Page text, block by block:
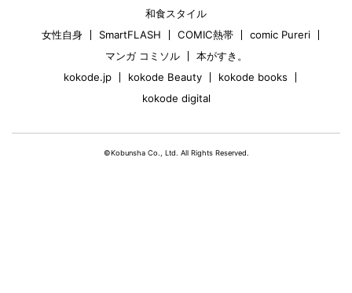
和食スタイル
女性自身
SmartFLASH COMIC熱帯
comic Pureri
マンガ コミソル
本がすき。
kokode.jp
kokode Beauty
kokode books
kokode digital
©Kobunsha Co., Ltd. All Rights Reserved.